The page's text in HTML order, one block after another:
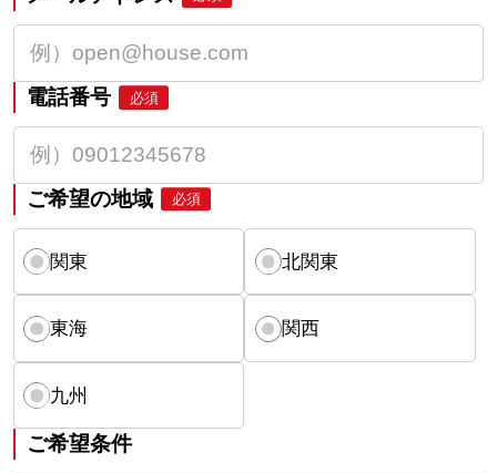
電話番号 必須
ご希望の地域 必須
関東 北関東
東海 関西
九州
ご希望条件